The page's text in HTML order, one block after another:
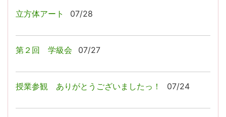
立方体アート 07/28
第２回 学級会 07/27
授業参観 ありがとうございましたっ！ 07/24